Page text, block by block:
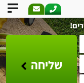
שליחה